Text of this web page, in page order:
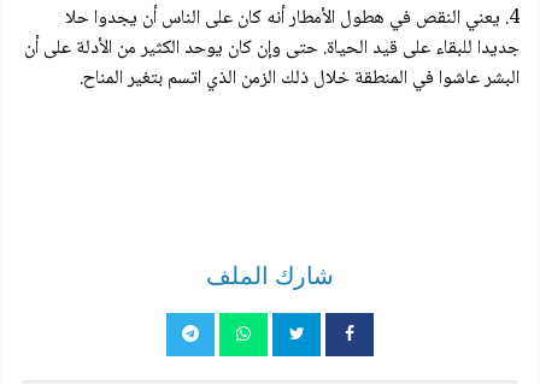
4. يعني النقص في هطول الأمطار أنه كان على الناس أن يجدوا حلا
جديدا للبقاء على قيد الحياة. حتى وإن كان يوحد الكثير من الأدلة على أن
البشر عاشوا في المنطقة خلال ذلك الزمن الذي اتسم بتغير المناح.
شارك الملف